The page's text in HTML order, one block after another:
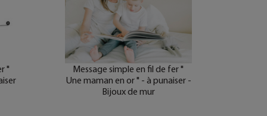
"
Message simple en fil de fer "
Une maman en or " - à punaiser -
Bijoux de mur